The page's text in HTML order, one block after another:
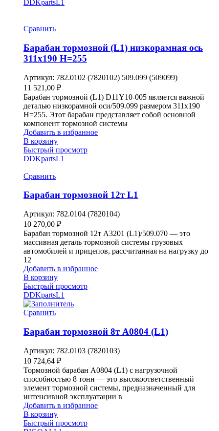
DDKpartsL1
Сравнить
Барабан тормозной (L1) низкорамная ось
311х190 H=255
Артикул: 782.0102 (7820102) 509.099 (509099)
11 521,00 ₽
Барабан тормозной (L1) D11Y10-005 является важной
деталью низкорамной оси/509.099 размером 311х190
H=255. Этот барабан представляет собой основной
компонент тормозной системы
Добавить в избранное
В корзину
Быстрый просмотр
DDKpartsL1
Сравнить
Барабан тормозной 12т L1
Артикул: 782.0104 (7820104)
10 270,00 ₽
Барабан тормозной 12т A3201 (L1)/509.070 — это
массивная деталь тормозной системы грузовых
автомобилей и прицепов, рассчитанная на нагрузку до
12
Добавить в избранное
В корзину
Быстрый просмотр
DDKpartsL1
Сравнить
Барабан тормозной 8т A0804 (L1)
Артикул: 782.0103 (7820103)
10 724,64 ₽
Тормозной барабан A0804 (L1) с нагрузочной
способностью 8 тонн — это высокоответственный
элемент тормозной системы, предназначенный для
интенсивной эксплуатации в
Добавить в избранное
В корзину
Быстрый просмотр